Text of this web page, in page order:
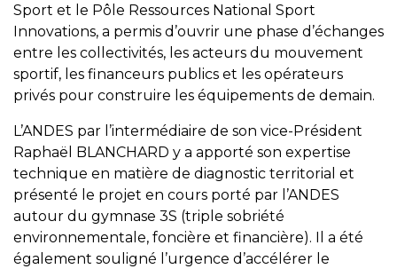
Sport et le Pôle Ressources National Sport
Innovations, a permis d’ouvrir une phase d’échanges
entre les collectivités, les acteurs du mouvement
sportif, les financeurs publics et les opérateurs
privés pour construire les équipements de demain.
L’ANDES par l’intermédiaire de son vice-Président
Raphaël BLANCHARD y a apporté son expertise
technique en matière de diagnostic territorial et
présenté le projet en cours porté par l’ANDES
autour du gymnase 3S (triple sobriété
environnementale, foncière et financière). Il a été
également souligné l’urgence d’accélérer le